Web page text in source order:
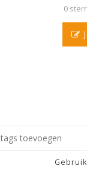
0